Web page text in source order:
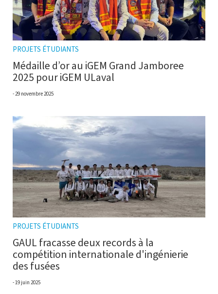
PROJETS ÉTUDIANTS
Médaille d’or au iGEM Grand Jamboree
2025 pour iGEM ULaval
29 novembre 2025
PROJETS ÉTUDIANTS
GAUL fracasse deux records à la
compétition internationale d'ingénierie
des fusées
19 juin 2025